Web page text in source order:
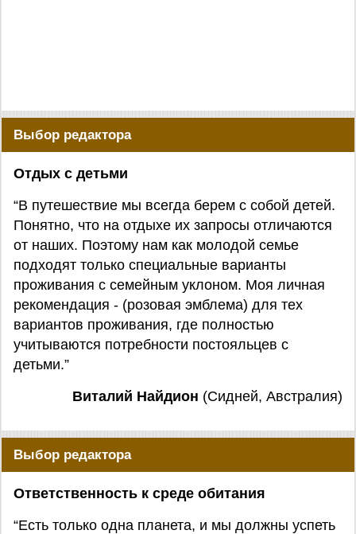
Выбор редактора
Отдых с детьми
“В путешествие мы всегда берем с собой детей.
Понятно, что на отдыхе их запросы отличаются
от наших. Поэтому нам как молодой семье
подходят только специальные варианты
проживания с семейным уклоном. Моя личная
рекомендация - (розовая эмблема) для тех
вариантов проживания, где полностью
учитываются потребности постояльцев с
детьми.”
Виталий Найдион (Сидней, Австралия)
Выбор редактора
Ответственность к среде обитания
“Есть только одна планета, и мы должны успеть